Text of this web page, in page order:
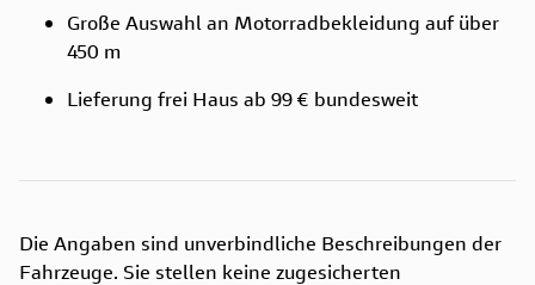
Große Auswahl an Motorradbekleidung auf über
450 m
Lieferung frei Haus ab 99 € bundesweit
Die Angaben sind unverbindliche Beschreibungen der
Fahrzeuge. Sie stellen keine zugesicherten